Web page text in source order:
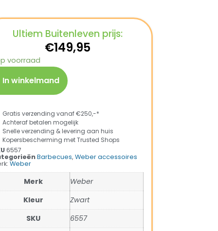
Ultiem Buitenleven prijs:
€149,95
voorraad
In winkelmand
Gratis verzending vanaf €250,-*
Achteraf betalen mogelijk
Snelle verzending & levering aan huis
Kopersbescherming met Trusted Shops
6557
Barbecues, Weber accessoires
Weber
Merk
Weber
Kleur
Zwart
SKU
6557